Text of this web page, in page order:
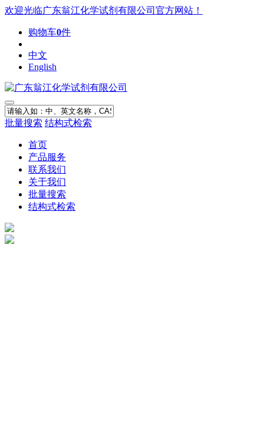
欢迎光临广东翁江化学试剂有限公司官方网站！
购物车0件
中文
English
批量搜索 结构式检索
首页
产品服务
联系我们
关于我们
批量搜索
结构式检索